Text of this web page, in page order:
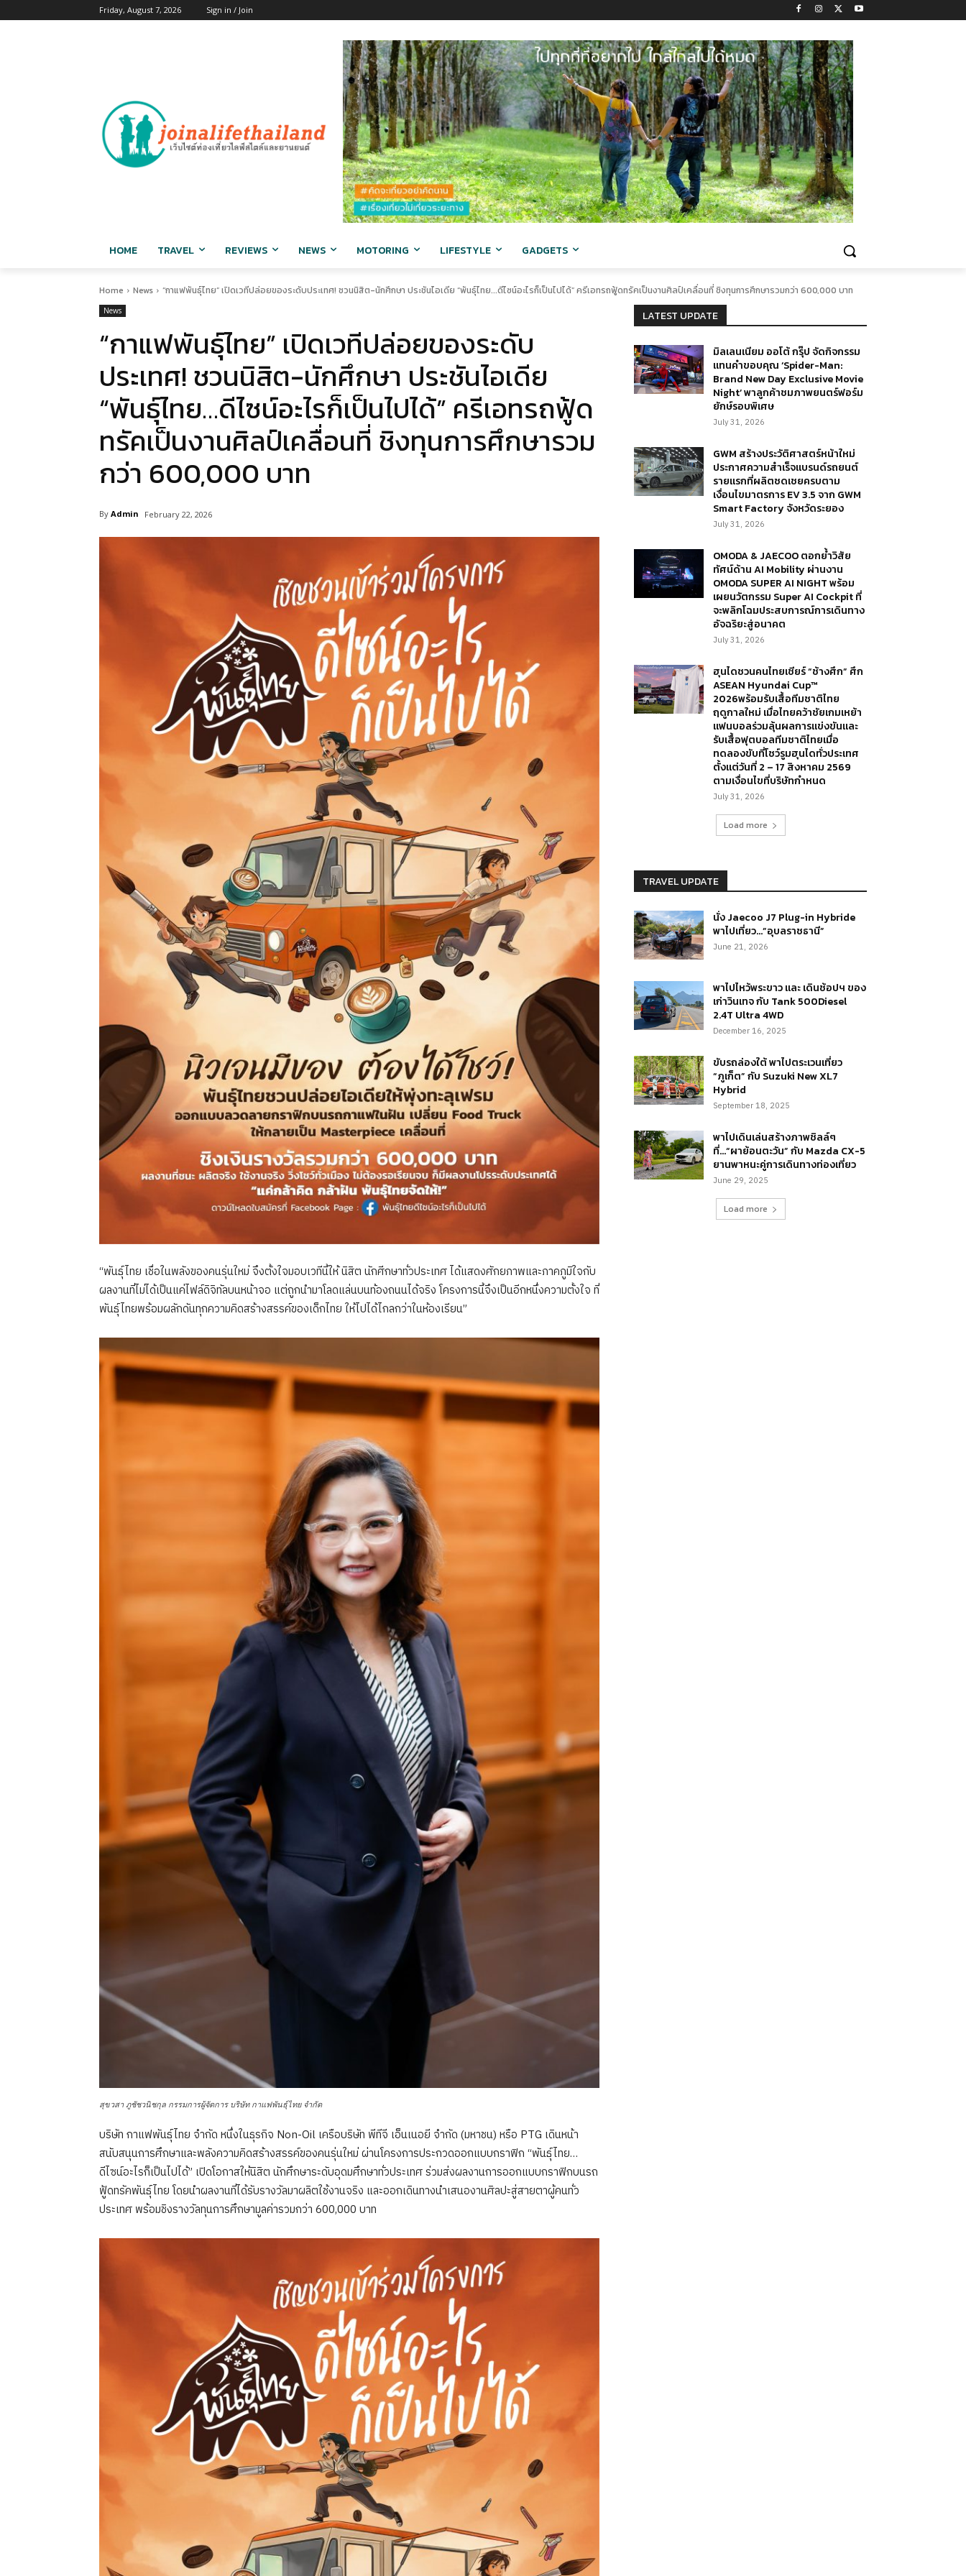
Friday, August 7, 2026 Sign in / Join
HOME TRAVEL REVIEWS NEWS MOTORING LIFESTYLE GADGETS
Home News “กาแฟพันธุ์ไทย” เปิดเวทีปล่อยของระดับประเทศ! ชวนนิสิต-นักศึกษา ประชันไอเดีย “พันธุ์ไทย...ดีไซน์อะไรก็เป็นไปได้” ครีเอทรถฟู้ดทรัคเป็นงานศิลป์เคลื่อนที่ ชิงทุนการศึกษารวมกว่า 600,000 บาท
News
“กาแฟพันธุ์ไทย” เปิดเวทีปล่อยของระดับ
ประเทศ! ชวนนิสิต-นักศึกษา ประชันไอเดีย
“พันธุ์ไทย…ดีไซน์อะไรก็เป็นไปได้” ครีเอทรถฟู้ด
ทรัคเป็นงานศิลป์เคลื่อนที่ ชิงทุนการศึกษารวม
กว่า 600,000 บาท
By Admin February 22, 2026
“พันธุ์ไทย เชื่อในพลังของคนรุ่นใหม่ จึงตั้งใจมอบเวทีนี้ให้ นิสิต นักศีกษาทั่วประเทศ ได้แสดงศักยภาพและภาคภูมิใจกับ
ผลงานที่ไม่ได้เป็นแค่ไฟล์ดิจิทัลบนหน้าจอ แต่ถูกนำมาโลดแล่นบนท้องถนนได้จริง โครงการนี้จึงเป็นอีกหนึ่งความตั้งใจ ที่
พันธุ์ไทยพร้อมผลักดันทุกความคิดสร้างสรรค์ของเด็กไทย ให้ไปได้ไกลกว่าในห้องเรียน”
สุขวสา ภูชัชวนิชกุล กรรมการผู้จัดการ บริษัท กาแฟพันธุ์ไทย จำกัด
บริษัท กาแฟพันธุ์ไทย จำกัด หนึ่งในธุรกิจ Non-Oil เครือบริษัท พีทีจี เอ็นเนอยี จำกัด (มหาชน) หรือ PTG เดินหน้า
สนับสนุนการศึกษาและพลังความคิดสร้างสรรค์ของคนรุ่นใหม่ ผ่านโครงการประกวดออกแบบกราฟิก “พันธุ์ไทย…
ดีไซน์อะไรก็เป็นไปได้” เปิดโอกาสให้นิสิต นักศึกษาระดับอุดมศึกษาทั่วประเทศ ร่วมส่งผลงานการออกแบบกราฟิกบนรถ
ฟู้ดทรัคพันธุ์ไทย โดยนำผลงานที่ได้รับรางวัลมาผลิตใช้งานจริง และออกเดินทางนำเสนองานศิลปะสู่สายตาผู้คนทั่ว
ประเทศ พร้อมชิงรางวัลทุนการศึกษามูลค่ารวมกว่า 600,000 บาท
LATEST UPDATE
มิลเลนเนียม ออโต้ กรุ๊ป จัดกิจกรรม
แทนคำขอบคุณ ‘Spider-Man:
Brand New Day Exclusive Movie
Night’ พาลูกค้าชมภาพยนตร์ฟอร์ม
ยักษ์รอบพิเศษ
July 31, 2026
GWM สร้างประวัติศาสตร์หน้าใหม่
ประกาศความสำเร็จแบรนด์รถยนต์
รายแรกที่ผลิตชดเชยครบตาม
เงื่อนไขมาตรการ EV 3.5 จาก GWM
Smart Factory จังหวัดระยอง
July 31, 2026
OMODA & JAECOO ตอกย้ำวิสัย
ทัศน์ด้าน AI Mobility ผ่านงาน
OMODA SUPER AI NIGHT พร้อม
เผยนวัตกรรม Super AI Cockpit ที่
จะพลิกโฉมประสบการณ์การเดินทาง
อัจฉริยะสู่อนาคต
July 31, 2026
ฮุนไดชวนคนไทยเชียร์ “ช้างศึก” ศึก
ASEAN Hyundai Cup™
2026พร้อมรับเสื้อทีมชาติไทย
ฤดูกาลใหม่ เมื่อไทยคว้าชัยเกมเหย้า
แฟนบอลร่วมลุ้นผลการแข่งขันและ
รับเสื้อฟุตบอลทีมชาติไทยเมื่อ
ทดลองขับที่โชว์รูมฮุนไดทั่วประเทศ
ตั้งแต่วันที่ 2 – 17 สิงหาคม 2569
ตามเงื่อนไขที่บริษัทกำหนด
July 31, 2026
Load more
TRAVEL UPDATE
นั่ง Jaecoo J7 Plug-in Hybride
พาไปเที่ยว…”อุบลราชธานี”
June 21, 2026
พาไปไหว้พระขาว และ เดินช้อปฯ ของ
เก่าวินเทจ กับ Tank 500Diesel
2.4T Ultra 4WD
December 16, 2025
ขับรถล่องใต้ พาไปตระเวนเที่ยว
“ภูเก็ต” กับ Suzuki New XL7
Hybrid
September 18, 2025
พาไปเดินเล่นสร้างภาพชิลล์ๆ
ที่…“ผาย้อนตะวัน” กับ Mazda CX-5
ยานพาหนะคู่การเดินทางท่องเที่ยว
June 29, 2025
Load more